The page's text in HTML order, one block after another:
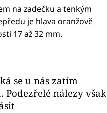
na zadečku a tenkým
je hlava oranžově
17 až 32 mm.
se u nás zatím
Podezřelé nálezy však